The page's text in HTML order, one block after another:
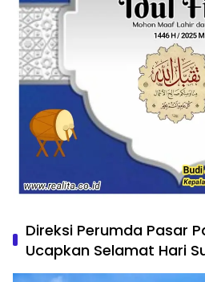
Direksi Perumda Pasar
Ucapkan Selamat Hari